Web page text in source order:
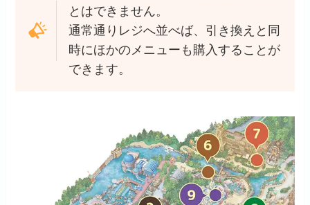
とはできません。
通常通りレジへ並べば、引き換えと同
時にほかのメニューも購入することが
できます。